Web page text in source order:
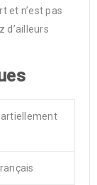
et n’est pas
d’ailleurs